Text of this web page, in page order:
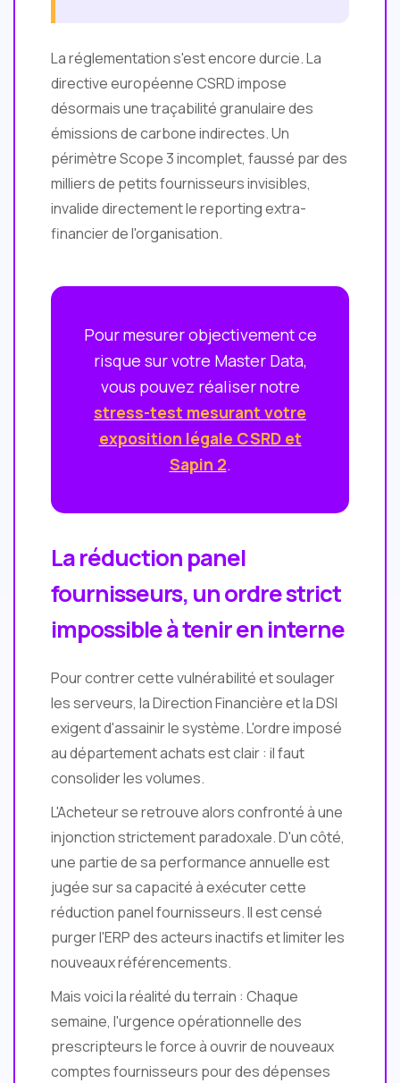
La réglementation s'est encore durcie. La
directive européenne CSRD impose
désormais une traçabilité granulaire des
émissions de carbone indirectes. Un
périmètre Scope 3 incomplet, faussé par des
milliers de petits fournisseurs invisibles,
invalide directement le reporting extra-
financier de l'organisation.
Pour mesurer objectivement ce
risque sur votre Master Data,
vous pouvez réaliser notre
stress-test mesurant votre
exposition légale CSRD et
Sapin 2.
La réduction panel
fournisseurs, un ordre strict
impossible à tenir en interne
Pour contrer cette vulnérabilité et soulager
les serveurs, la Direction Financière et la DSI
exigent d'assainir le système. L'ordre imposé
au département achats est clair : il faut
consolider les volumes.
L'Acheteur se retrouve alors confronté à une
injonction strictement paradoxale. D'un côté,
une partie de sa performance annuelle est
jugée sur sa capacité à exécuter cette
réduction panel fournisseurs. Il est censé
purger l'ERP des acteurs inactifs et limiter les
nouveaux référencements.
Mais voici la réalité du terrain : Chaque
semaine, l'urgence opérationnelle des
prescripteurs le force à ouvrir de nouveaux
comptes fournisseurs pour des dépenses